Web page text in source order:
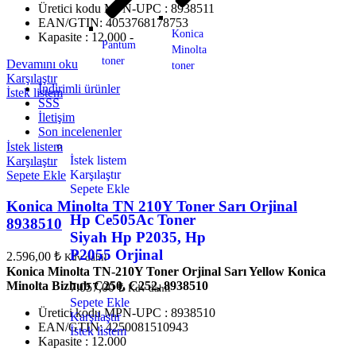
Pantum
toner
Konica
Minolta
toner
İndirimli ürünler
SSS
İletişim
Son incelenenler
İstek listem
Karşılaştır
Sepete Ekle
Hp Ce505Ac Toner
Siyah Hp P2035, Hp
P2055 Orjinal
7.057,00₺ Kdv dahil
Sepete Ekle
Karşılaştır
İstek listem
Üretici kodu MPN-UPC : 8938511
EAN/GTIN: 4053768178753
Kapasite : 12.000 -
Devamını oku
Karşılaştır
İstek listem
İstek listem
Karşılaştır
Sepete Ekle
Konica Minolta TN 210Y Toner Sarı Orjinal
8938510
2.596,00 ₺ Kdv dahil
Konica Minolta TN-210Y Toner Orjinal Sarı Yellow Konica
Minolta Bizhub C250, C252, 8938510
Üretici kodu MPN-UPC : 8938510
EAN/GTIN: 4250081510943
Kapasite : 12.000